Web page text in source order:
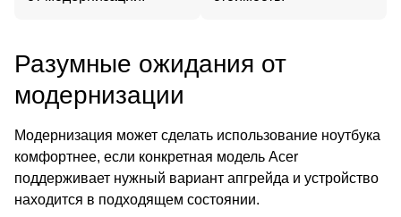
Разумные ожидания от
модернизации
Модернизация может сделать использование ноутбука
комфортнее, если конкретная модель Acer
поддерживает нужный вариант апгрейда и устройство
находится в подходящем состоянии.